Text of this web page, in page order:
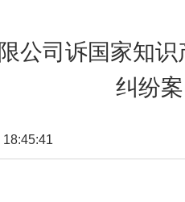
公司诉国家知
纠纷案